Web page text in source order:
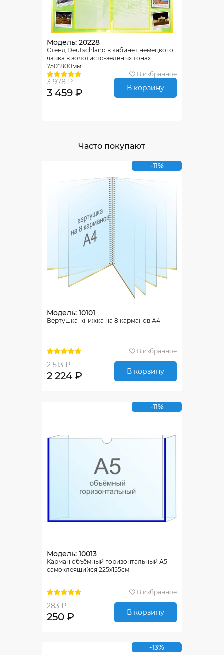
Модель: 20228
Стенд Deutschland в кабинет немецкого
языка в золотисто-зелёных тонах
750*800мм
В избранное
3 978 ₽
3 459 ₽ В корзину
Часто покупают
-11%
Модель: 10101
Вертушка-книжка на 8 карманов А4
В избранное
2 513 ₽
2 224 ₽ В корзину
-11%
Модель: 10013
Карман объёмный горизонтальный А5
самоклеящийся 225х155см
В избранное
283 ₽
250 ₽ В корзину
-13%